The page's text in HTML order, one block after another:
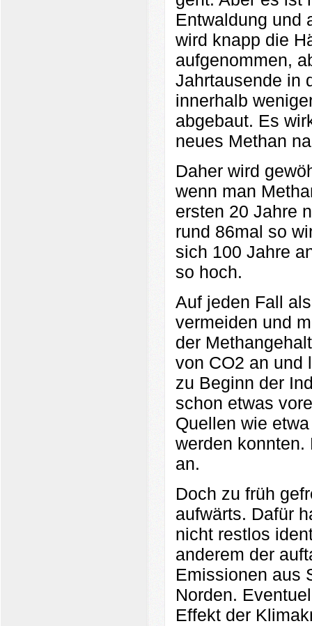
Entwaldung und
wird knapp die
aufgenommen,
Jahrtausende in
innerhalb
abgebaut. Es
neues Methan
Daher wird
wenn man
ersten 20 Jahre
rund 86mal so
sich 100 Jahre
so hoch.
Auf jeden Fall
vermeiden und
der
von CO2 an und
zu Beginn der
schon etwas
Quellen wie
werden konnten.
an.
Doch zu früh
aufwärts. Dafür
nicht restlos
anderem der
Emissionen aus
Norden.
Effekt der